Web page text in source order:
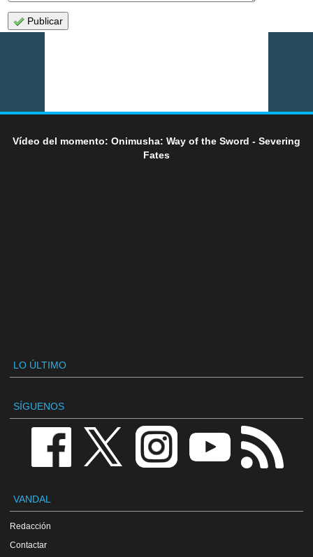
Publicar
Vídeo del momento: Onimusha: Way of the Sword - Severing
Fates
LO ÚLTIMO
SÍGUENOS
VANDAL
Redacción
Contactar